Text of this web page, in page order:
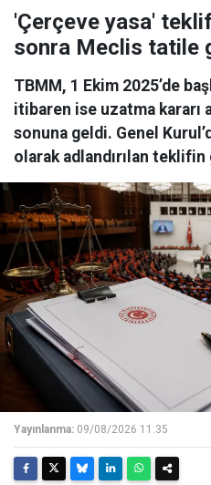
'Çerçeve yasa'
sonra Meclis tatile
TBMM, 1 Ekim 2025’de
itibaren ise uzatma kararı
sonuna geldi. Genel
olarak adlandırılan
Yayınlanma: 09/08/2026 11:35